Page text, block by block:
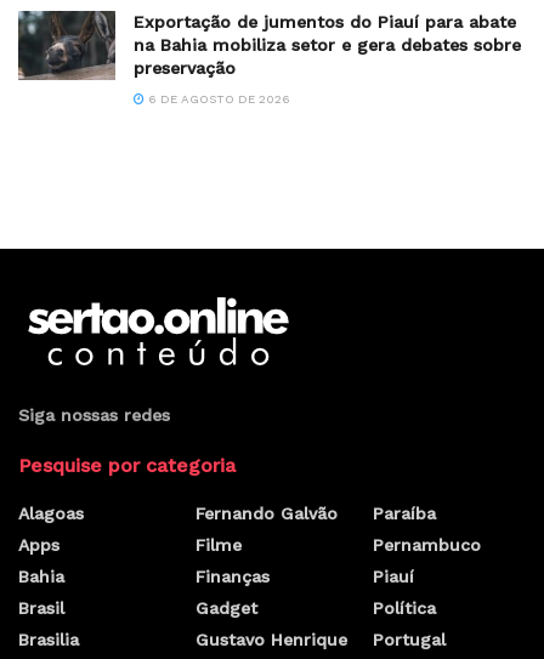
Exportação de jumentos do Piauí para abate
na Bahia mobiliza setor e gera debates sobre
preservação
6 DE AGOSTO DE 2026
Siga nossas redes
Pesquise por categoria
Alagoas
Apps
Bahia
Brasil
Brasilia
Fernando Galvão
Filme
Finanças
Gadget
Gustavo Henrique
Paraíba
Pernambuco
Piauí
Política
Portugal